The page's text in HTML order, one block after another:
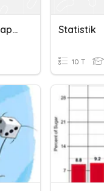
Persepsi Mahasiswa Terhadap Mata Kuliah Statistik & Probabilitas Statistik
10 T